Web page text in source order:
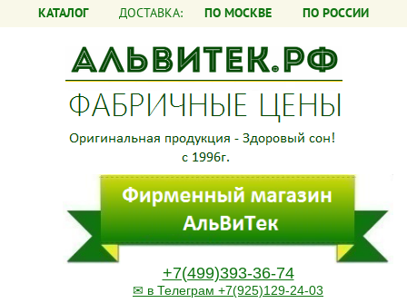
КАТАЛОГ ДОСТАВКА: ПО МОСКВЕ ПО РОССИИ
+7(499)393-36-74
✉ в Телеграм +7(925)129-24-03